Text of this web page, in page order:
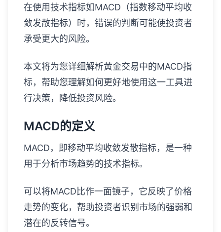
在使用技术指标如MACD（指数移动平均收
敛发散指标）时，错误的判断可能使投资者
承受更大的风险。
本文将为您详细解析黄金交易中的MACD指
标，帮助您理解如何更好地使用这一工具进
行决策，降低投资风险。
MACD的定义
MACD，即移动平均收敛发散指标，是一种
用于分析市场趋势的技术指标。
可以将MACD比作一面镜子，它反映了价格
走势的变化，帮助投资者识别市场的强弱和
潜在的反转信号。